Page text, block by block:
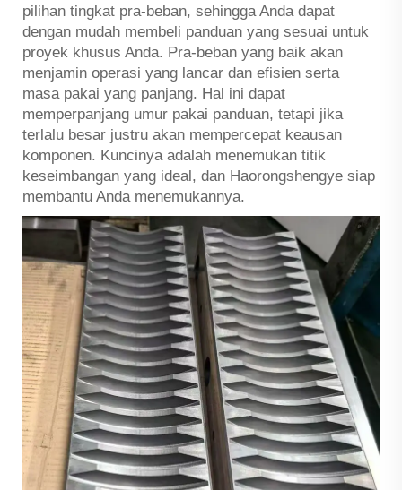
pilihan tingkat pra-beban, sehingga Anda dapat
dengan mudah membeli panduan yang sesuai untuk
proyek khusus Anda. Pra-beban yang baik akan
menjamin operasi yang lancar dan efisien serta
masa pakai yang panjang. Hal ini dapat
memperpanjang umur pakai panduan, tetapi jika
terlalu besar justru akan mempercepat keausan
komponen. Kuncinya adalah menemukan titik
keseimbangan yang ideal, dan Haorongshengye siap
membantu Anda menemukannya.